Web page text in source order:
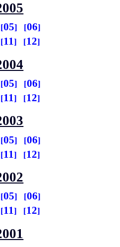
05
06
11 12
05
06
11 12
05
06
11 12
05
06
11 12